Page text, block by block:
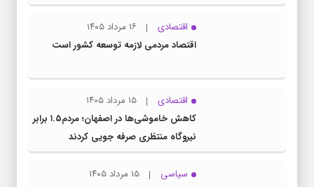
اقتصادی
۱۶ مرداد ۱۴۰۵
اقتصاد مردمی لازمه توسعه کشور است
اقتصادی
۱۵ مرداد ۱۴۰۵
کاهش خاموشی‌ها در اصفهان؛ مردم۱.۵ برابر
نیروگاه منتظری صرفه جویی کردند
سیاسی
۱۵ مرداد ۱۴۰۵